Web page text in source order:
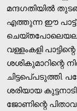
മന്ദഗതിയില്‍
എത്തുന്ന ഈ പാട്ട്
ചെയ്തപോലെയല്ല
വള്ളംകളി
ശശികുമാറിന്റെ
ചിട്ടപെ്പടുത്തി.
ശരിയായ
ജോണിന്റെ